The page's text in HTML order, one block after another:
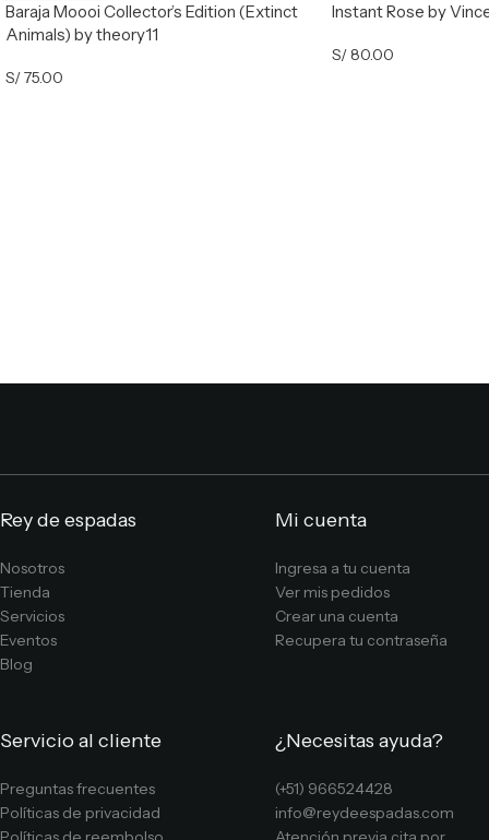
Nuevo
Baraja Moooi Collector’s Edition (Extinct
Animals) by theory11
S/75.00
Instant Rose by
S/80.00
Rey de espadas
Nosotros
Tienda
Servicios
Eventos
Blog
Mi cuenta
Ingresa a tu cuenta
Ver mis pedidos
Crear una cuenta
Recupera tu contraseña
Servicio al cliente
Preguntas frecuentes
Políticas de privacidad
¿Necesitas ayuda?
(+51) 966524428
info@reydeespadas.com